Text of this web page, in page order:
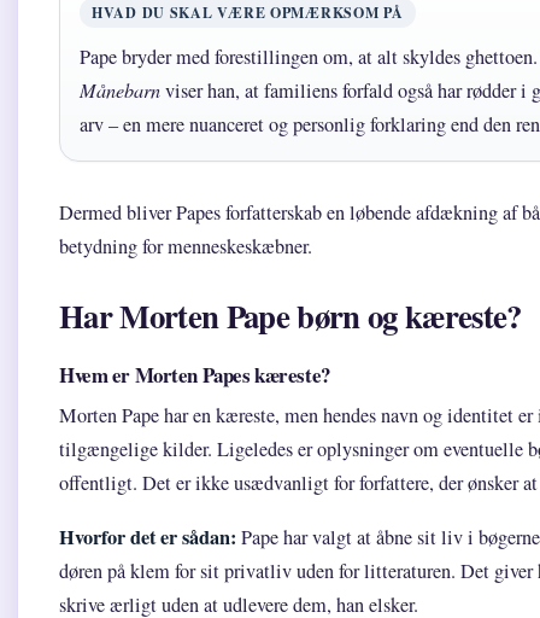
HVAD DU SKAL VÆRE OPMÆRKSOM PÅ
Pape bryder med forestillingen om, at alt skyldes
Månebarnviser han, at familiens forfald også har rødder i
arv – en mere nuanceret og personlig forklaring end den
Dermed bliver Papes forfatterskab en løbende afdækning af
betydning for menneskeskæbner.
Har Morten Pape børn og kæreste?
Hvem er Morten Papes kæreste?
Morten Pape har en kæreste, men hendes navn og identitet
tilgængelige kilder. Ligeledes er oplysninger om eventuelle
offentligt. Det er ikke usædvanligt for forfattere, der ønsker
Hvorfor det er sådan: Pape har valgt at åbne sit liv i
døren på klem for sit privatliv uden for litteraturen. Det giver
skrive ærligt uden at udlevere dem, han elsker.